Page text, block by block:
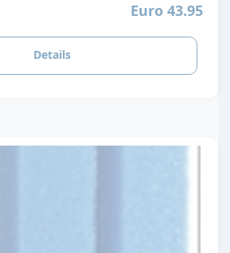
Euro 43.95
Details